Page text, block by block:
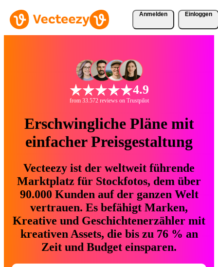
Anmelden Einloggen
4.9
from 33.572 reviews on Trustpilot
Erschwingliche Pläne mit
einfacher Preisgestaltung
Vecteezy ist der weltweit führende
Marktplatz für Stockfotos, dem über
90.000 Kunden auf der ganzen Welt
vertrauen. Es befähigt Marken,
Kreative und Geschichtenerzähler mit
kreativen Assets, die bis zu 76 % an
Zeit und Budget einsparen.